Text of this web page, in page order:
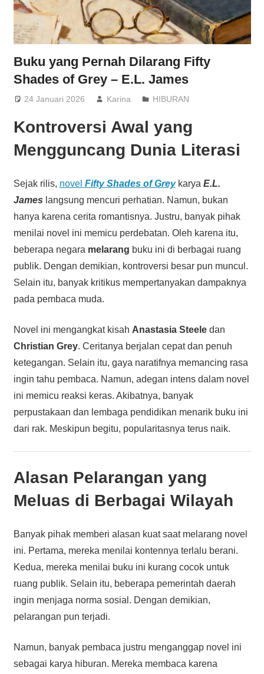
Buku yang Pernah Dilarang Fifty
Shades of Grey – E.L. James
24 Januari 2026 Karina HIBURAN
Kontroversi Awal yang
Mengguncang Dunia Literasi
Sejak rilis, novel Fifty Shades of Greykarya E.L.
James langsung mencuri perhatian. Namun, bukan
hanya karena cerita romantisnya. Justru, banyak pihak
menilai novel ini memicu perdebatan. Oleh karena itu,
beberapa negara melarang buku ini di berbagai ruang
publik. Dengan demikian, kontroversi besar pun muncul.
Selain itu, banyak kritikus mempertanyakan dampaknya
pada pembaca muda.
Novel ini mengangkat kisah Anastasia Steeledan
Christian Grey. Ceritanya berjalan cepat dan penuh
ketegangan. Selain itu, gaya naratifnya memancing rasa
ingin tahu pembaca. Namun, adegan intens dalam novel
ini memicu reaksi keras. Akibatnya, banyak
perpustakaan dan lembaga pendidikan menarik buku ini
dari rak. Meskipun begitu, popularitasnya terus naik.
Alasan Pelarangan yang
Meluas di Berbagai Wilayah
Banyak pihak memberi alasan kuat saat melarang novel
ini. Pertama, mereka menilai kontennya terlalu berani.
Kedua, mereka menilai buku ini kurang cocok untuk
ruang publik. Selain itu, beberapa pemerintah daerah
ingin menjaga norma sosial. Dengan demikian,
pelarangan pun terjadi.
Namun, banyak pembaca justru menganggap novel ini
sebagai karya hiburan. Mereka membaca karena